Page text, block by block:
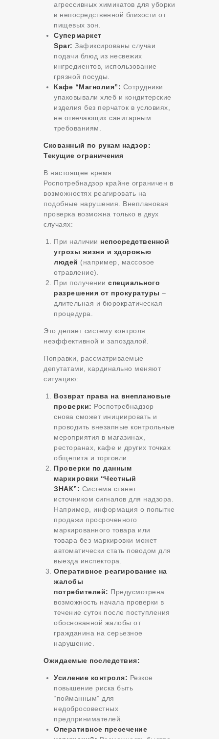
агрессивных химикатов для уборки
в непосредственной близости от
пищевых зон.
Супермаркет
Spar: Зафиксированы случаи
подачи блюд из несвежих
ингредиентов, использование
грязной посуды.
Кафе “Магнолия”: Сотрудники
упаковывали хлеб и кондитерские
изделия без перчаток в условиях,
не отвечающих санитарным
требованиям.
Скованный по рукам надзор:
Текущие ограничения
В настоящее время
Роспотребнадзор крайне ограничен в
возможностях реагировать на
подобные нарушения. Внеплановая
проверка возможна только в двух
случаях:
При наличии непосредственной
угрозы жизни и здоровью
людей (например, массовое
отравление).
При получении специального
разрешения от прокуратуры –
длительная и бюрократическая
процедура.
Это делает систему контроля
неэффективной и запоздалой.
Поправки, рассматриваемые
депутатами, кардинально меняют
ситуацию:
Возврат права на внеплановые
проверки: Роспотребнадзор
снова сможет инициировать и
проводить внезапные контрольные
мероприятия в магазинах,
ресторанах, кафе и других точках
общепита и торговли.
Проверки по данным
маркировки “Честный
ЗНАК”: Система станет
источником сигналов для надзора.
Например, информация о попытке
продажи просроченного
маркированного товара или
товара без маркировки может
автоматически стать поводом для
выезда инспектора.
Оперативное реагирование на
жалобы
потребителей: Предусмотрена
возможность начала проверки в
течение суток после поступления
обоснованной жалобы от
гражданина на серьезное
нарушение.
Ожидаемые последствия:
Усиление контроля: Резкое
повышение риска быть
“пойманным” для
недобросовестных
предпринимателей.
Оперативное пресечение